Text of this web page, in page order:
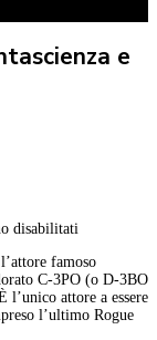
e
disabilitati
famoso
C-3PO (o D-3BO
attore a essere
l’ultimo Rogue